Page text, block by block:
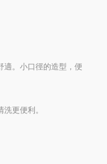
適。小口徑的造型，便
更便利。